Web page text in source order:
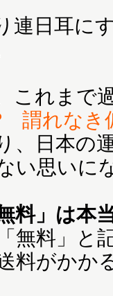
連日耳に
これまで
謂れなき
、日本の
い思いに
無料」は本
無料」と
料がかか